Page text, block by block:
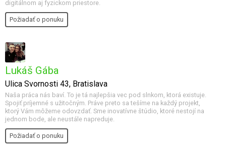
digitálnom aj fyzickom priestore.
Požiadať o ponuku
Lukáš Gába
Ulica Svornosti 43, Bratislava
Naša práca nás baví. To je tá najlepšia vec pod slnkom, ktorá existuje.
Spojiť príjemné s užitočným. Práve preto sa tešíme na každý projekt,
ktorý Vám môžeme odovzdať. Sme inovatívne štúdio, ktoré nestojí na
jednom bode, ale neustále napreduje.
Požiadať o ponuku